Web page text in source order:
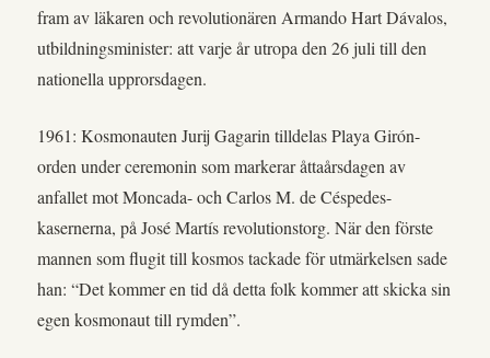
fram av läkaren och revolutionären Armando Hart Dávalos,
utbildningsminister: att varje år utropa den 26 juli till den
nationella upprorsdagen.
1961: Kosmonauten Jurij Gagarin tilldelas Playa Girón-
orden under ceremonin som markerar åttaårsdagen av
anfallet mot Moncada- och Carlos M. de Céspedes-
kasernerna, på José Martís revolutionstorg. När den förste
mannen som flugit till kosmos tackade för utmärkelsen sade
han: “Det kommer en tid då detta folk kommer att skicka sin
egen kosmonaut till rymden”.